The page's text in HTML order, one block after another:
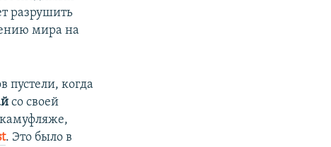
разрушить
мира на
пустели, когда
со своей
. Это было в